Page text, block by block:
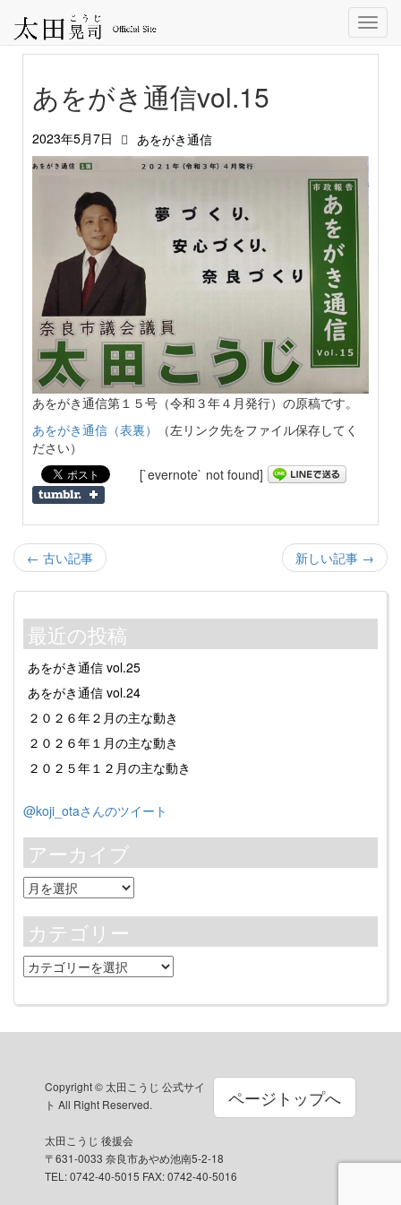
あをがき通信vol.15
2023年5月7日 あをがき通信
あをがき通信第１５号（令和３年４月発行）の原稿です。
あをがき通信（表裏）
（左リンク先をファイル保存してく
ださい）
[`evernote` not found]
← 古い記事 新しい記事 →
最近の投稿
あをがき通信 vol.25
あをがき通信 vol.24
２０２６年２月の主な動き
２０２６年１月の主な動き
２０２５年１２月の主な動き
@koji_otaさんのツイート
アーカイブ
ア
ー
カ
イ
ブ
カテゴリー
カ
テ
ゴ
ー
ページトップへ
Copyright © 太田こうじ 公式サイ
ト All Right Reserved.
太田こうじ 後援会
〒631-0033 奈良市あやめ池南5-2-18
TEL: 0742-40-5015 FAX: 0742-40-5016